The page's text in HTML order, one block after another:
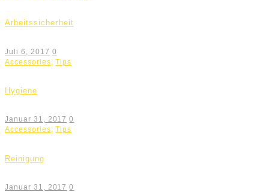
Arbeitssicherheit
Juli 6, 2017 0
Accessories ,Tips
Hygiene
Januar 31, 2017 0
Accessories,Tips
Reinigung
Januar 31, 2017 0